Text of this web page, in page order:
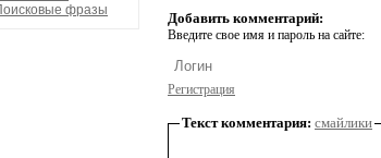
фразы
Добавить комментарий:
Введите свое имя и пароль на сайте:
Регистрация
Текст комментария: смайлики